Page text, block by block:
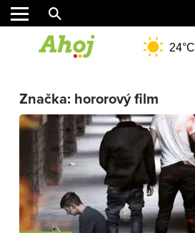
REGIÓN
ŠPORT
KULTÚRA
FOTKY
VIDEO
MIX
24°C
Značka: hororový film